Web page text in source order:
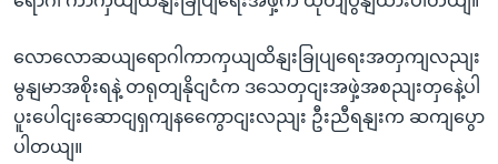
လောလောဆယျရောဂါကာကှယျထိနျးခြုပျရေးအတှကျလညျး
မွနျမာအစိုးရနဲ့ တရုတျနိုငျငံက ဒသေတှငျးအဖှဲ့အစညျးတှနေဲ့ပါ
ပူးပေါငျးဆောငျရှကျနကွေောငျးလညျး ဦးညီရနျးက ဆကျပွော
ပါတယျ။